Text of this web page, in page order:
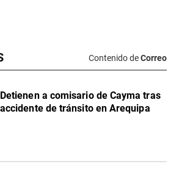
Contenido deCorreo
Detienen a comisario de Cayma tras
accidente de tránsito en Arequipa